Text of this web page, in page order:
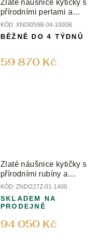
Zlaté náušnice kytičky s
přírodními perlami a
diamanty
KÓD: XNDI059B-04-1000B
59 870 Kč
BĚŽNĚ DO 4 TÝDNŮ
Zlaté náušnice kytičky s
přírodními rubíny a
diamanty
KÓD: ZNDI227Z-01-1400
94 050 Kč
SKLADEM NA
PRODEJNĚ